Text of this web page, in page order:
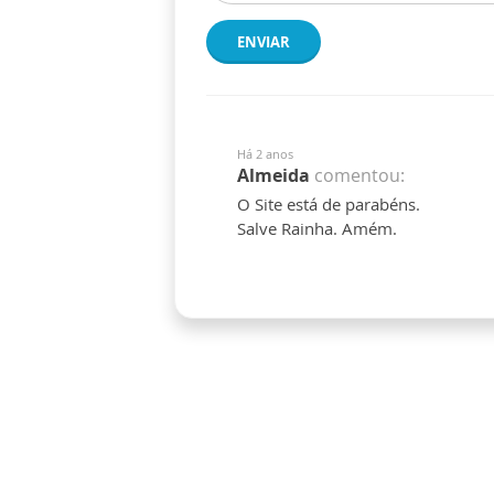
ENVIAR
Há 2 anos
Almeida comentou:
O Site está de parabéns.
Salve Rainha. Amém.